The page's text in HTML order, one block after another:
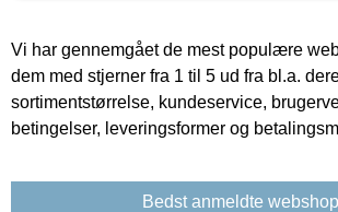
Vi har gennemgået de mest populære
dem med stjerner fra 1 til 5 ud fra bl.a.
sortimentstørrelse, kundeservice,
betingelser, leveringsformer og
Bedst anmeldte